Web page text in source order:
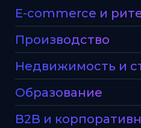
E-commerce и
Производство
Недвижимость и
Образование
B2B и